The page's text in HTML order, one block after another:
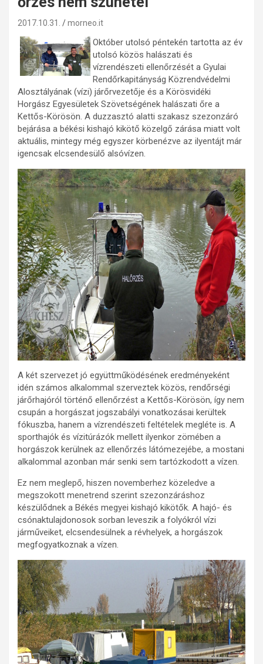
2017.10.31. morneo.it
Október utolsó péntekén tartotta az év
utolsó közös halászati és
vízrendészeti ellenőrzését a Gyulai
Rendőrkapitányság Közrendvédelmi
Alosztályának (vízi) járőrvezetője és a Körösvidéki
Horgász Egyesületek Szövetségének halászati őre a
Kettős-Körösön. A duzzasztó alatti szakasz szezonzáró
bejárása a békési kishajó kikötő közelgő zárása miatt volt
aktuális, mintegy még egyszer körbenézve az ilyentájt már
igencsak elcsendesülő alsóvízen.
A két szervezet jó együttműködésének eredményeként
idén számos alkalommal szerveztek közös, rendőrségi
járőrhajóról történő ellenőrzést a Kettős-Körösön, így nem
csupán a horgászat jogszabályi vonatkozásai kerültek
fókuszba, hanem a vízrendészeti feltételek megléte is. A
sporthajók és vízitúrázók mellett ilyenkor zömében a
horgászok kerülnek az ellenőrzés látómezejébe, a mostani
alkalommal azonban már senki sem tartózkodott a vízen.
Ez nem meglepő, hiszen novemberhez közeledve a
megszokott menetrend szerint szezonzáráshoz
készülődnek a Békés megyei kishajó kikötők. A hajó- és
csónaktulajdonosok sorban leveszik a folyókról vízi
járműveiket, elcsendesülnek a révhelyek, a horgászok
megfogyatkoznak a vízen.